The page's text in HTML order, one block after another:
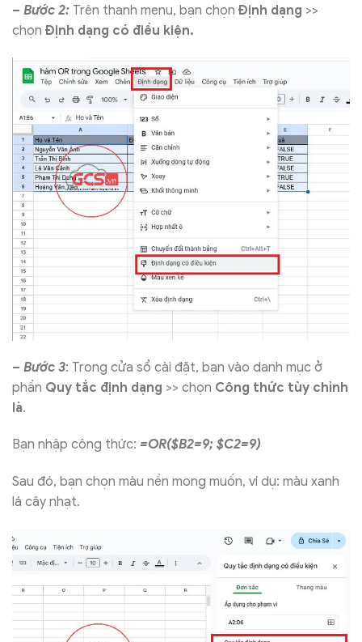
– Bước 2: Trên thanh menu, bạn chọn Định dạng >>
chọn Định dạng có điều kiện.
– Bước 3: Trong cửa sổ cài đặt, bạn vào danh mục ở
phần Quy tắc định dạng >> chọn Công thức tùy chỉnh
là.
Bạn nhập công thức: =OR($B2=9; $C2=9)
Sau đó, bạn chọn màu nền mong muốn, ví dụ: màu xanh
lá cây nhạt.